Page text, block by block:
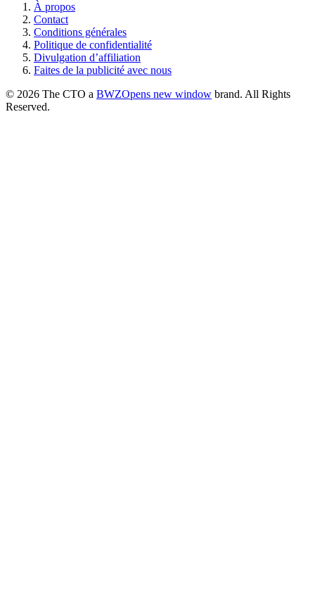
À propos
Contact
Conditions générales
Politique de confidentialité
Divulgation d’affiliation
Faites de la publicité avec nous
© 2026 The CTO a BWZOpens new window brand. All Rights
Reserved.